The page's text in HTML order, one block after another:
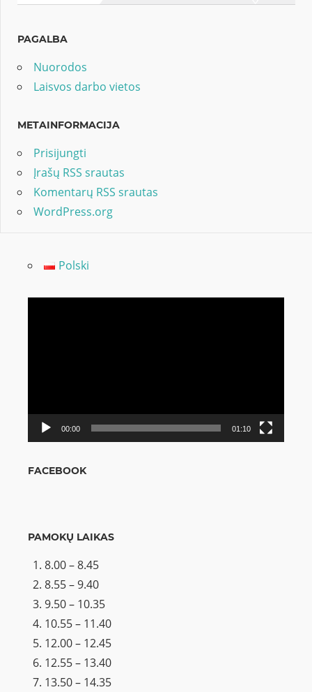
PAGALBA
Nuorodos
Laisvos darbo vietos
METAINFORMACIJA
Prisijungti
Įrašų RSS srautas
Komentarų RSS srautas
WordPress.org
Polski
00:00 01:10
FACEBOOK
PAMOKŲ LAIKAS
8.00 – 8.45
8.55 – 9.40
9.50 – 10.35
10.55 – 11.40
12.00 – 12.45
12.55 – 13.40
13.50 – 14.35